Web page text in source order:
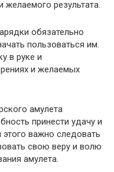
результата.
обязательно
пользоваться им.
в руке и
и желаемых
амулета
принести удачу и
важно следовать
свою веру и волю
амулета.